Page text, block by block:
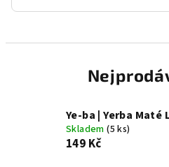
Ye-ba | Yerba Maté
Skladem(5 ks)
149 Kč